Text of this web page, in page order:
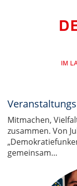
Mitmachen,
zusammen. Von
gemeinsam…